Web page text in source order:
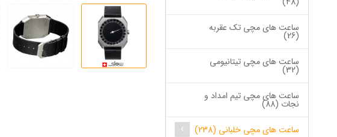
ساعت های مچی تک عقربه
(26)
ساعت های مچی تیتانیومی
(32)
ساعت های مچی تیم امداد و
نجات (88)
ساعت های مچی خلبانی (238)